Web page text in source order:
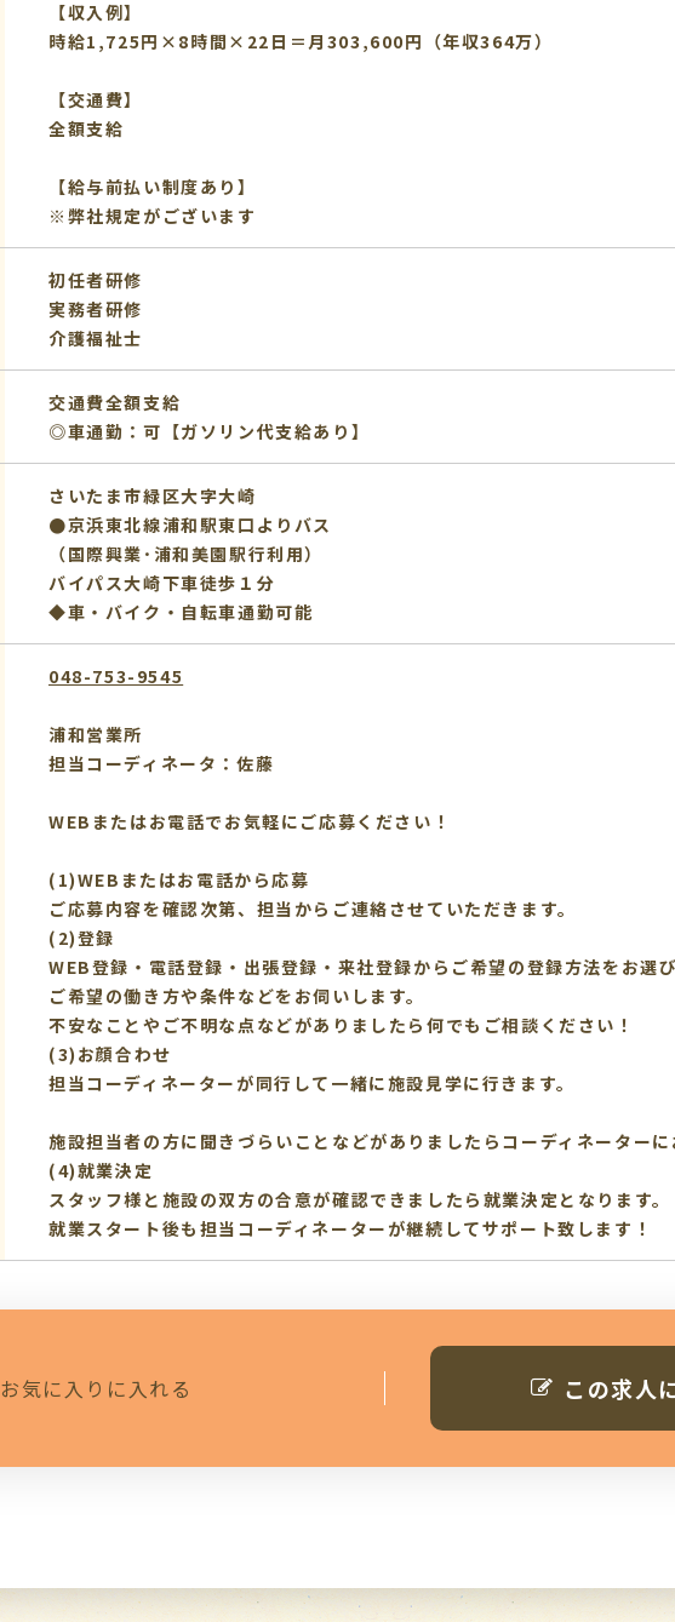
【収入例】
時給1,725円×8時間×22日＝月303,600円（年収364万）
【交通費】
全額支給
【給与前払い制度あり】
※弊社規定がございます
初任者研修
実務者研修
介護福祉士
交通費全額支給
◎車通勤：可【ガソリン代支給あり】
さいたま市緑区大字大崎
●京浜東北線浦和駅東口よりバス
（国際興業･浦和美園駅行利用）
バイパス大崎下車徒歩１分
◆車・バイク・自転車通勤可能
048-753-9545
浦和営業所
担当コーディネータ：佐藤
WEBまたはお電話でお気軽にご応募ください！
(1)WEBまたはお電話から応募
ご応募内容を確認次第、担当からご連絡させていただきます。
(2)登録
WEB登録・電話登録・出張登録・来社登録からご希望の登録方法をお選び
ご希望の働き方や条件などをお伺いします。
不安なことやご不明な点などがありましたら何でもご相談ください！
(3)お顔合わせ
担当コーディネーターが同行して一緒に施設見学に行きます。
施設担当者の方に聞きづらいことなどがありましたらコーディネーターに
(4)就業決定
スタッフ様と施設の双方の合意が確認できましたら就業決定となります。
就業スタート後も担当コーディネーターが継続してサポート致します！
お気に入りに入れる この求人